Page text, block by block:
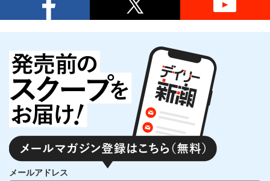
メールアドレス